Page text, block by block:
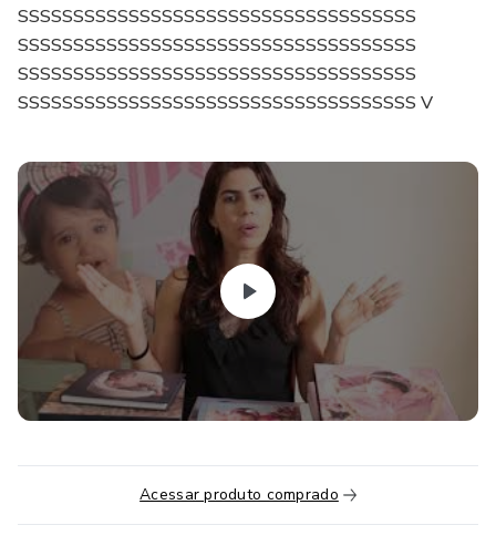
SSSSSSSSSSSSSSSSSSSSSSSSSSSSSSSSSSSS
SSSSSSSSSSSSSSSSSSSSSSSSSSSSSSSSSSSS
SSSSSSSSSSSSSSSSSSSSSSSSSSSSSSSSSSSS
SSSSSSSSSSSSSSSSSSSSSSSSSSSSSSSSSSSS V
Acessar produto comprado